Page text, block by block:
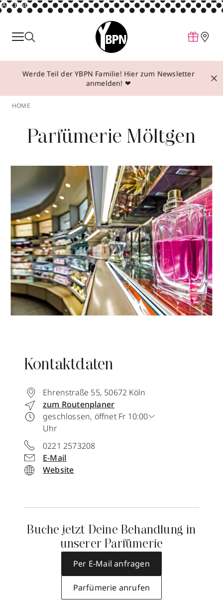
ANZEIGE
Parfum
Make-up
Behandlungen
Über YBPN
Aktionen
Storefinder
Werde Teil der YBPN Familie! Hier zum Newsletter
anmelden! ❤
HOME
Parfümerie Möltgen
Kontaktdaten
Ehrenstraße 55, 50672 Köln
zum Routenplaner
geschlossen, öffnet Fr 10:00
Uhr
0221 2573208
E-Mail
Website
Buche jetzt Deine Behandlung in
unserer Parfümerie
Per E-Mail anfragen
Parfümerie anrufen